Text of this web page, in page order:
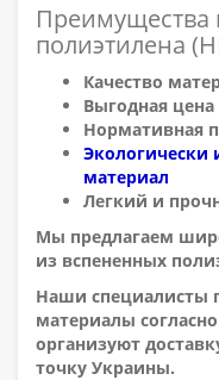
Преимущества
полиэтилена
Качество
Выгодная цена
Нормативная
Экологически
материал
Легкий и
Мы предлагаем
из вспененных
Наши специалисты
материалы
организуют
точку Украины.